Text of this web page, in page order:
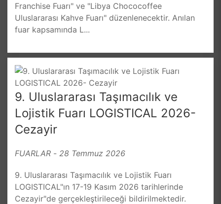
Franchise Fuarı" ve "Libya Chococoffee
Uluslararası Kahve Fuarı" düzenlenecektir. Anılan
fuar kapsamında L...
9. Uluslararası Taşımacılık ve
Lojistik Fuarı LOGISTICAL 2026-
Cezayir
FUARLAR - 28 Temmuz 2026
9. Uluslararası Taşımacılık ve Lojistik Fuarı
LOGISTICAL"ın 17-19 Kasım 2026 tarihlerinde
Cezayir"de gerçekleştirileceği bildirilmektedir.